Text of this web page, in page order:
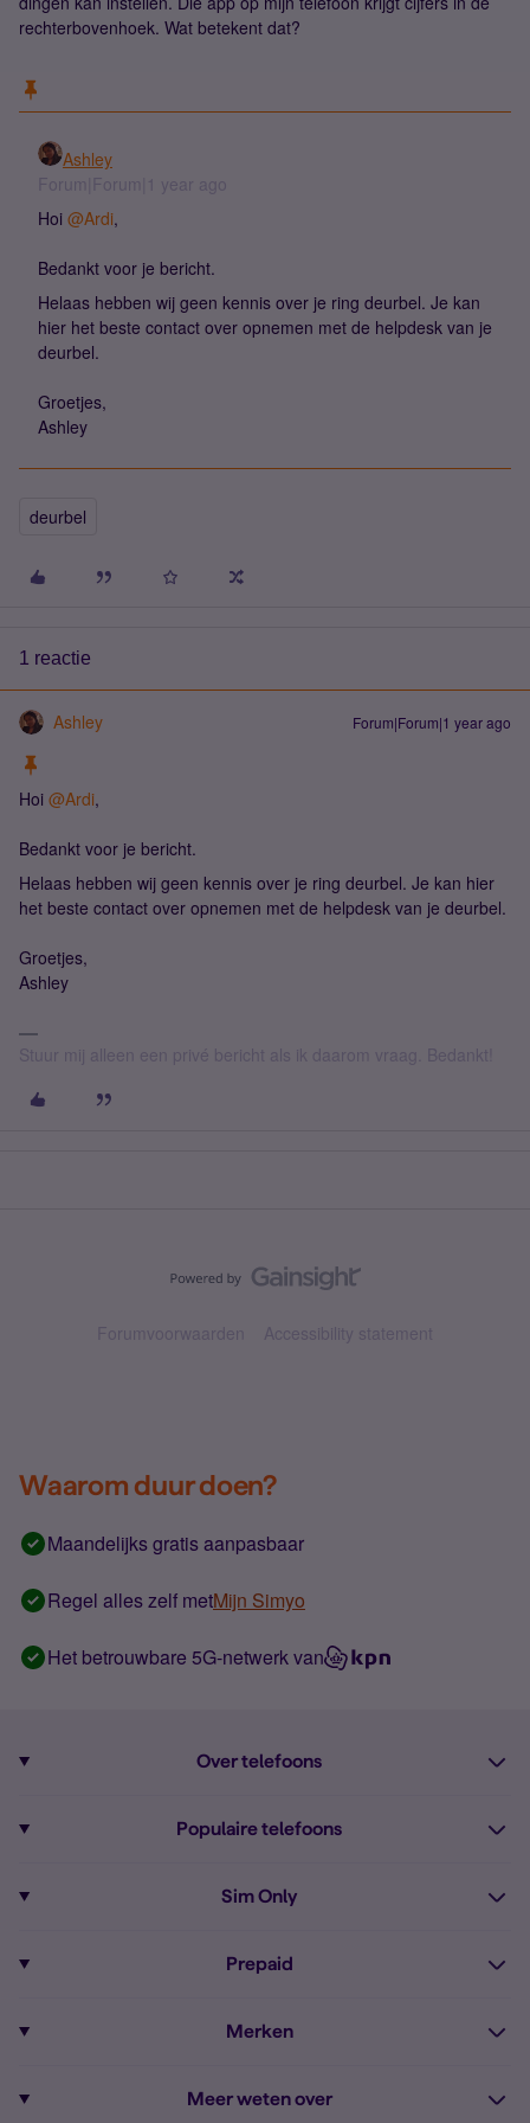
rechterbovenhoek. Wat betekent dat?
Ashley
Forum|Forum|1 year ago
Hoi @Ardi,
Bedankt voor je bericht.
Helaas hebben wij geen kennis over je ring deurbel. Je kan
hier het beste contact over opnemen met de helpdesk van je
deurbel.
Groetjes,
Ashley
deurbel
1 reactie
Ashley Forum|Forum|1 year ago
Hoi @Ardi,
Bedankt voor je bericht.
Helaas hebben wij geen kennis over je ring deurbel. Je kan hier
het beste contact over opnemen met de helpdesk van je deurbel.
Groetjes,
Ashley
Stuur mij alleen een privé bericht als ik daarom vraag. Bedankt!
Forumvoorwaarden Accessibility statement
Waarom duur doen?
Maandelijks gratis aanpasbaar
Regel alles zelf metMijn Simyo
Het betrouwbare 5G-netwerk van
Over telefoons
Alle telefoons
Populaire telefoons
iPhone 16
iPhone 14 Refurbished
Sim Only
Onbeperkt bellen
Zakelijk Sim Only abonnement
Prepaid
Prepaid tegoed opwaarderen
Merken
Meer weten over